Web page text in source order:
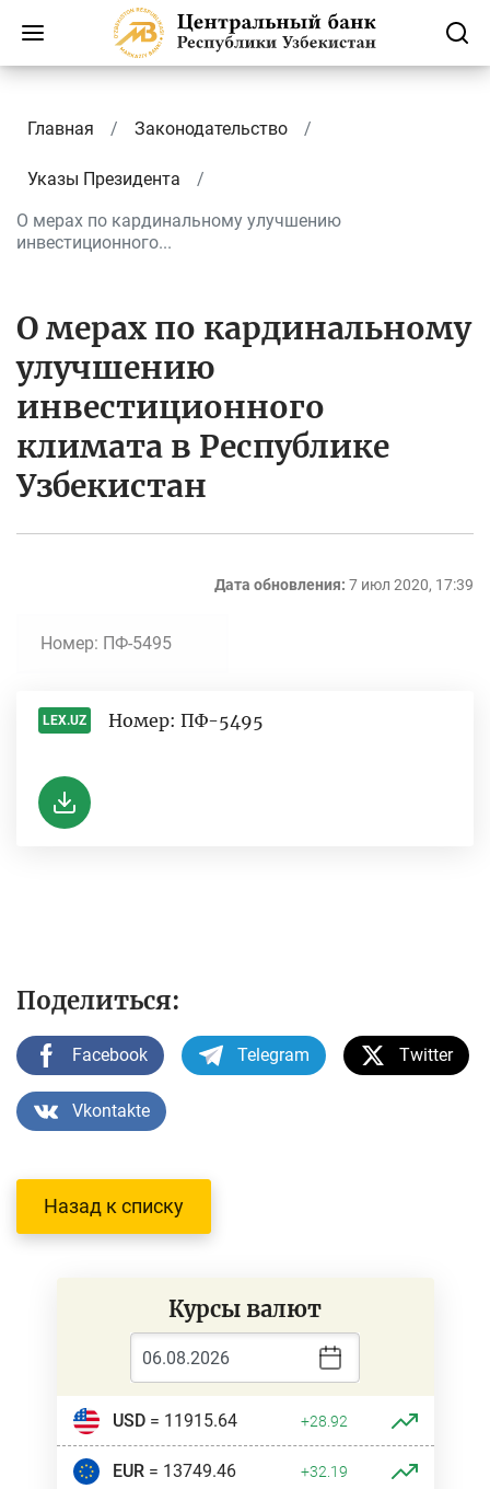
Главная Законодательство
Указы Президента
О мерах по кардинальному улучшению
инвестиционного...
О мерах по кардинальному
улучшению
инвестиционного
климата в Республике
Узбекистан
Дата обновления: 7 июл 2020, 17:39
Номер: ПФ-5495
LEX.UZ Номер: ПФ-5495
Поделиться:
Facebook Telegram Twitter
Vkontakte
Назад к списку
Курсы валют
USD= 11915.64 +28.92
EUR= 13749.46 +32.19